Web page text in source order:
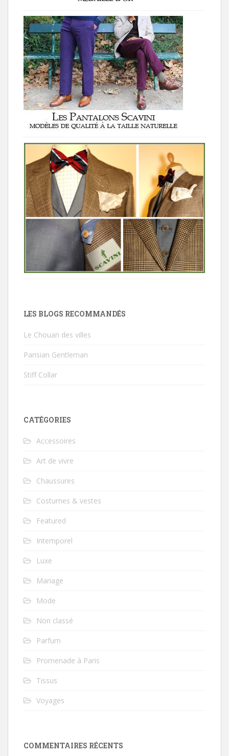
LES BLOGS RECOMMANDÉS
Le Chouan des villes
Parisian Gentleman
Stiff Collar
CATÉGORIES
Accessoires
Art de vivre
Chaussures
Costumes & vestes
Featured
Intemporel
Luxe
Mariage
Mode
Non classé
Parfum
Promenade à Paris
Tissus
Voyages
COMMENTAIRES RÉCENTS